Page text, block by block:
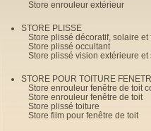
Store enrouleur extérieur
STORE PLISSE
Store plissé décoratif, solaire et
Store plissé occultant
Store plissé vision extérieure et
STORE POUR TOITURE
Store enrouleur fenêtre de toit
Store enrouleur fenêtre de toit
Store plissé toiture
Store film pour fenêtre de toit